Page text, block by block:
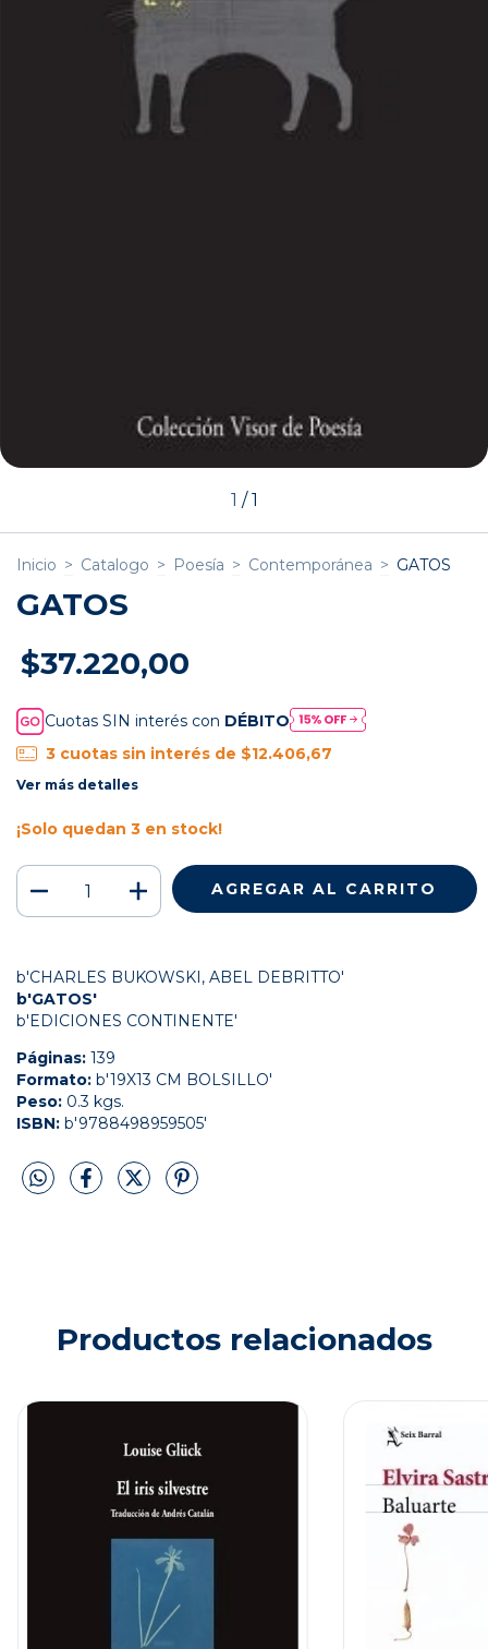
1 /1
Inicio > Catalogo > Poesía > Contemporánea > GATOS
GATOS
$37.220,00
Cuotas SIN interés con DÉBITO
3 cuotas sin interés de $12.406,67
Ver más detalles
¡Solo quedan 3 en stock!
b'CHARLES BUKOWSKI, ABEL DEBRITTO'
b'GATOS'
b'EDICIONES CONTINENTE'
Páginas: 139
Formato: b'19X13 CM BOLSILLO'
Peso: 0.3 kgs.
ISBN: b'9788498959505'
Productos relacionados